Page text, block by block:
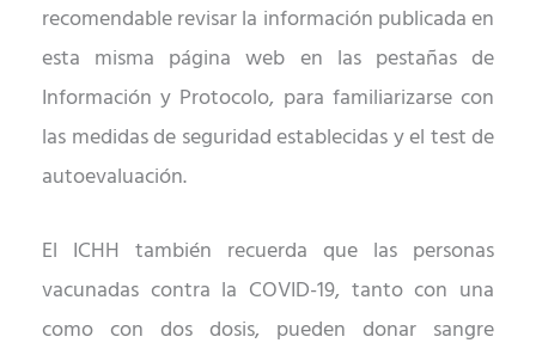
recomendable revisar la información publicada en
esta misma página web en las pestañas de
Información y Protocolo, para familiarizarse con
las medidas de seguridad establecidas y el test de
autoevaluación.
El ICHH también recuerda que las personas
vacunadas contra la COVID-19, tanto con una
como con dos dosis, pueden donar sangre